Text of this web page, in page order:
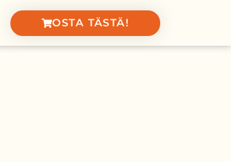
OSTA TÄSTÄ!